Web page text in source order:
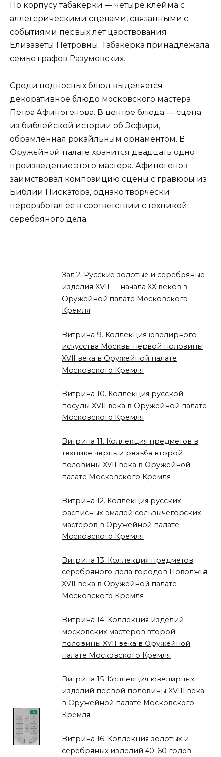
По корпусу табакерки — четыре клейма с
аллегорическими сценами, связанными с
событиями первых лет царствования
Елизаветы Петровны. Табакерка принадлежала
семье графов Разумовских.
Среди подносных блюд выделяется
декоративное блюдо московского мастера
Петра Афиногенова. В центре блюда — сцена
из библейской истории об Эсфири,
обрамленная рокайльным орнаментом. В
Оружейной палате хранится двадцать одно
произведение этого мастера. Афиногенов
заимствовал композицию сцены с гравюры из
Библии Пискатора, однако творчески
переработал ее в соответствии с техникой
серебряного дела.
Зал 2. Русские золотые и серебряные
изделия XVII — начала XX веков в
Оружейной палате Московского
Кремля
Витрина 9. Коллекция ювелирного
искусства Москвы первой половины
XVII века в Оружейной палате
Московского Кремля
Витрина 10. Коллекция русской
посуды XVII века в Оружейной палате
Московского Кремля
Витрина 11. Коллекция предметов в
технике чернь и резьба второй
половины XVII века в Оружейной
палате Московского Кремля
Витрина 12. Коллекция русских
расписных эмалей сольвычегорских
мастеров в Оружейной палате
Московского Кремля
Витрина 13. Коллекция предметов
серебряного дела городов Поволжья
XVII века в Оружейной палате
Московского Кремля
Витрина 14. Коллекция изделий
московских мастеров второй
половины XVII века в Оружейной
палате Московского Кремля
Витрина 15. Коллекция ювелирных
изделий первой половины XVIII века
в Оружейной палате Московского
Кремля
Витрина 16. Коллекция золотых и
серебряных изделий 40-60 годов